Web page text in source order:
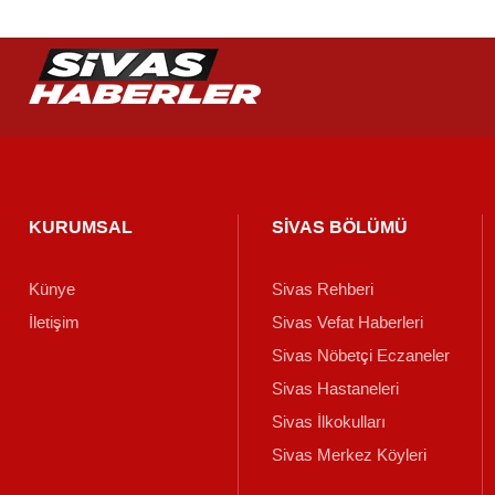
KURUMSAL
Künye
İletişim
SİVAS BÖLÜMÜ
Sivas Rehberi
Sivas Vefat Haberleri
Sivas Nöbetçi Eczaneler
Sivas Hastaneleri
Sivas İlkokulları
Sivas Merkez Köyleri